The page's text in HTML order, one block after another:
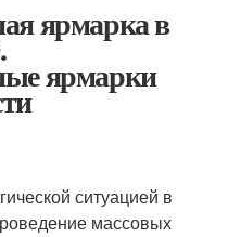
ярмарка в
ярмарки
ситуацией в
массовых